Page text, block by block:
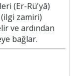
(Er-Rü'yâ)
zamiri)
ve ardından
bağlar.